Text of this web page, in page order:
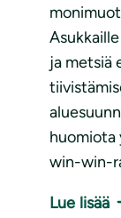
ja metsiä
huomiota
win-win-
Lue lisää